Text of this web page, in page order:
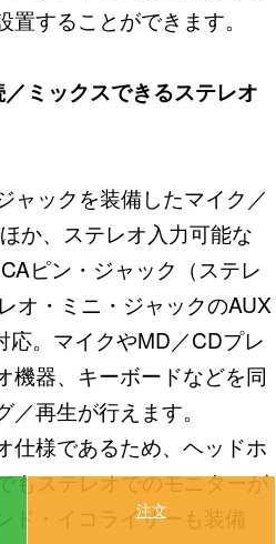
注文
することができます。
ミックスできるステレオ
ャックを装備したマイク／
か、ステレオ入力可能な
ピン・ジャック（ステレ
オ・ミニ・ジャックのAUX
応。マイクやMD／CDプレ
機器、キーボードなどを同
再生が行えます。
仕様であるため、ヘッドホ
もステレオでのモニターが
ド・イコライザーも装備